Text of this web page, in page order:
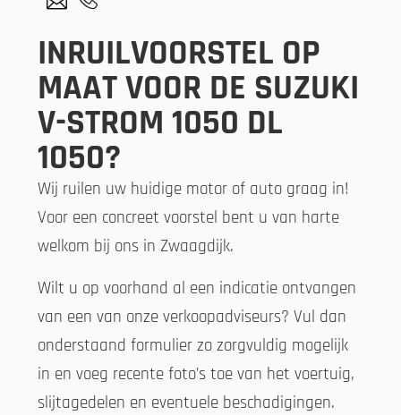
INRUILVOORSTEL OP
MAAT VOOR DE SUZUKI
V-STROM 1050 DL
1050?
Wij ruilen uw huidige motor of auto graag in!
Voor een concreet voorstel bent u van harte
welkom bij ons in Zwaagdijk.
Wilt u op voorhand al een indicatie ontvangen
van een van onze verkoopadviseurs? Vul dan
onderstaand formulier zo zorgvuldig mogelijk
in en voeg recente foto’s toe van het voertuig,
slijtagedelen en eventuele beschadigingen.